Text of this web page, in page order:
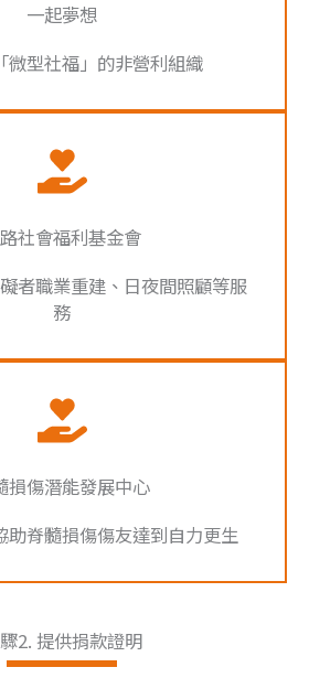
一起夢想
微型社福」的非營利組織
社會福利基金會
者職業重建、日夜間照顧等服
務
損傷潛能發展中心
助脊髓損傷傷友達到自力更生
2. 提供捐款證明